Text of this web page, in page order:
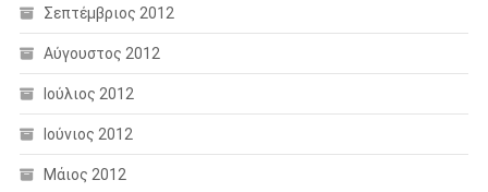
Σεπτέμβριος 2012
Αύγουστος 2012
Ιούλιος 2012
Ιούνιος 2012
Μάιος 2012